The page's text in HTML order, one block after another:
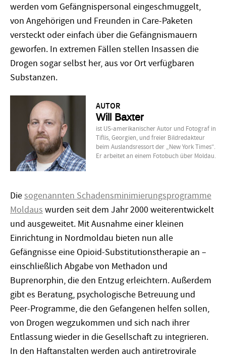
werden vom Gefängnispersonal eingeschmuggelt,
von Angehörigen und Freunden in Care-Paketen
versteckt oder einfach über die Gefängnismauern
geworfen. In extremen Fällen stellen Insassen die
Drogen sogar selbst her, aus vor Ort verfügbaren
Substanzen.
AUTOR
Will Baxter
ist US-amerikanischer Autor und Fotograf in
Tiflis, Georgien, und freier Bildredakteur
beim Auslandsressort der „New York Times“.
Er arbeitet an einem Fotobuch über Moldau.
Diesogenannten Schadensminimierungsprogramme
Moldaus wurden seit dem Jahr 2000 weiterentwickelt
und ausgeweitet. Mit Ausnahme einer kleinen
Einrichtung in Nordmoldau bieten nun alle
Gefängnisse eine Opioid-Substitutionstherapie an –
einschließlich Abgabe von Methadon und
Buprenorphin, die den Entzug erleichtern. Außerdem
gibt es Beratung, psychologische Betreuung und
Peer-Programme, die den Gefangenen helfen sollen,
von Drogen wegzukommen und sich nach ihrer
Entlassung wieder in die Gesellschaft zu integrieren.
In den Haftanstalten werden auch antiretrovirale